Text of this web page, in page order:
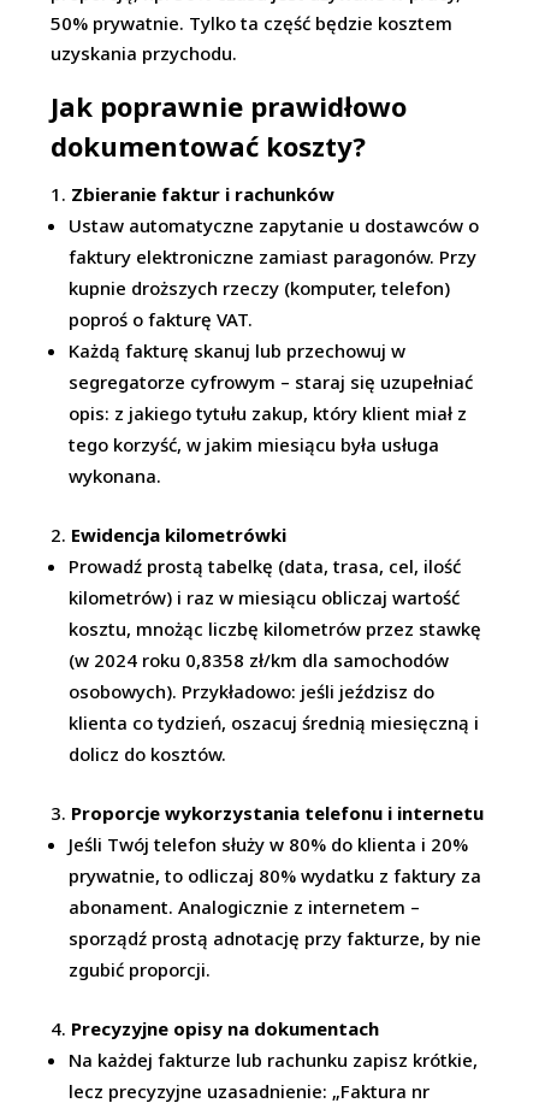
50% prywatnie. Tylko ta część będzie kosztem
uzyskania przychodu.
Jak poprawnie prawidłowo
dokumentować koszty?
Zbieranie faktur i rachunków
Ustaw automatyczne zapytanie u dostawców o
faktury elektroniczne zamiast paragonów. Przy
kupnie droższych rzeczy (komputer, telefon)
poproś o fakturę VAT.
Każdą fakturę skanuj lub przechowuj w
segregatorze cyfrowym – staraj się uzupełniać
opis: z jakiego tytułu zakup, który klient miał z
tego korzyść, w jakim miesiącu była usługa
wykonana.
Ewidencja kilometrówki
Prowadź prostą tabelkę (data, trasa, cel, ilość
kilometrów) i raz w miesiącu obliczaj wartość
kosztu, mnożąc liczbę kilometrów przez stawkę
(w 2024 roku 0,8358 zł/km dla samochodów
osobowych). Przykładowo: jeśli jeździsz do
klienta co tydzień, oszacuj średnią miesięczną i
dolicz do kosztów.
Proporcje wykorzystania telefonu i internetu
Jeśli Twój telefon służy w 80% do klienta i 20%
prywatnie, to odliczaj 80% wydatku z faktury za
abonament. Analogicznie z internetem –
sporządź prostą adnotację przy fakturze, by nie
zgubić proporcji.
Precyzyjne opisy na dokumentach
Na każdej fakturze lub rachunku zapisz krótkie,
lecz precyzyjne uzasadnienie: „Faktura nr